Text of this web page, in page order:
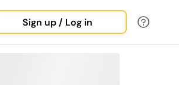
Sign up / Log in